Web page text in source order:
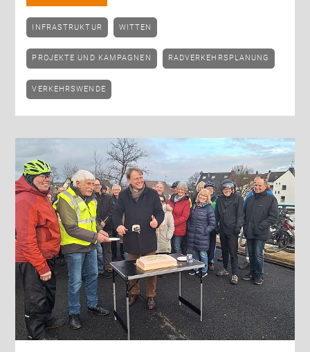
INFRASTRUKTUR WITTEN
PROJEKTE UND KAMPAGNEN RADVERKEHRSPLANUNG
VERKEHRSWENDE